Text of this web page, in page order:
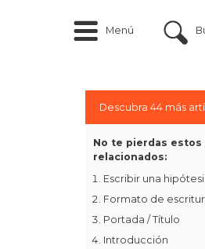
Menú
Descubra 44 más
No te pierdas
relacionados:
Escribir una
Formato de
Portada / Título
Introducción